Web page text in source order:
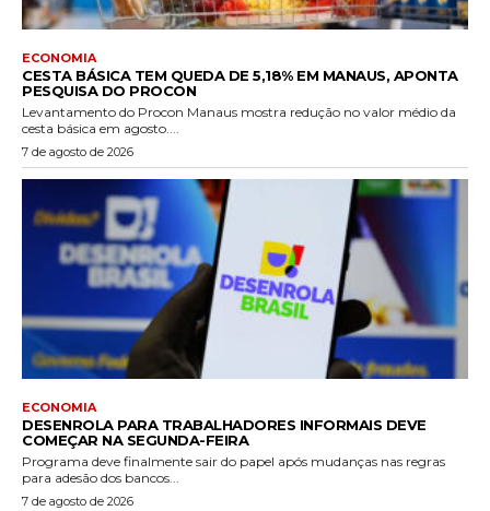
ECONOMIA
CESTA BÁSICA TEM QUEDA DE 5,18% EM MANAUS, APONTA
PESQUISA DO PROCON
Levantamento do Procon Manaus mostra redução no valor médio da
cesta básica em agosto....
7 de agosto de 2026
ECONOMIA
DESENROLA PARA TRABALHADORES INFORMAIS DEVE
COMEÇAR NA SEGUNDA-FEIRA
Programa deve finalmente sair do papel após mudanças nas regras
para adesão dos bancos...
7 de agosto de 2026